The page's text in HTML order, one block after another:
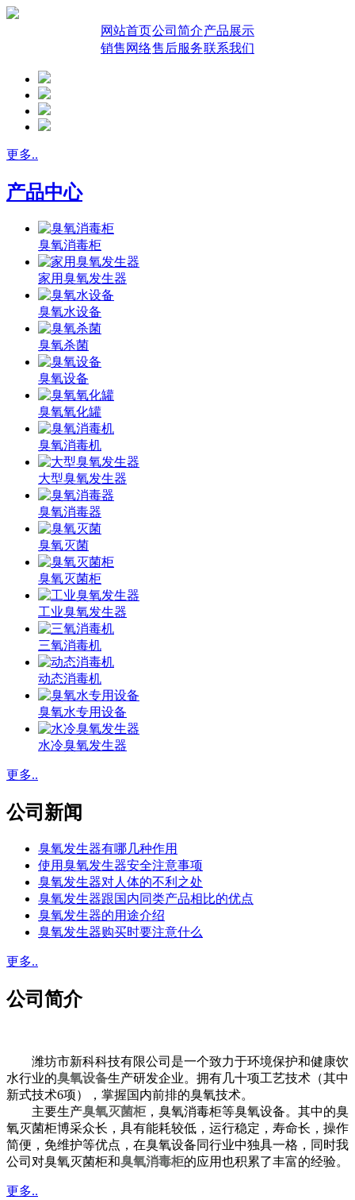
网站首页公司简介产品展示
销售网络售后服务联系我们
更多..
产品中心
臭氧消毒柜
家用臭氧发生器
臭氧水设备
臭氧杀菌
臭氧设备
臭氧氧化罐
臭氧消毒机
大型臭氧发生器
臭氧消毒器
臭氧灭菌
臭氧灭菌柜
工业臭氧发生器
三氧消毒机
动态消毒机
臭氧水专用设备
水冷臭氧发生器
更多..
公司新闻
臭氧发生器有哪几种作用
使用臭氧发生器安全注意事项
臭氧发生器对人体的不利之处
臭氧发生器跟国内同类产品相比的优点
臭氧发生器的用途介绍
臭氧发生器购买时要注意什么
更多..
公司简介
潍坊市新科科技有限公司是一个致力于环境保护和健康饮
水行业的臭氧设备生产研发企业。拥有几十项工艺技术（其中
新式技术6项），掌握国内前排的臭氧技术。
主要生产臭氧灭菌柜，臭氧消毒柜等臭氧设备。其中的臭
氧灭菌柜博采众长，具有能耗较低，运行稳定，寿命长，操作
简便，免维护等优点，在臭氧设备同行业中独具一格，同时我
公司对臭氧灭菌柜和臭氧消毒柜的应用也积累了丰富的经验。
更多..